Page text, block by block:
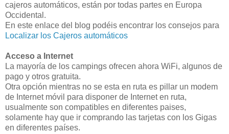
cajeros automáticos, están por todas partes en Europa
Occidental.
En este enlace del blog podéis encontrar los consejos para
Localizar los Cajeros automáticos
Acceso a Internet
La mayoría de los campings ofrecen ahora WiFi, algunos de
pago y otros gratuita.
Otra opción mientras no se esta en ruta es pillar un modem
de Internet móvil para disponer de Internet en ruta,
usualmente son compatibles en diferentes paises,
solamente hay que ir comprando las tarjetas con los Gigas
en diferentes países.